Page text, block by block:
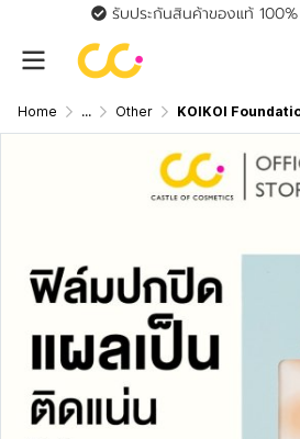
รับประกันสินค้าของแท้ 100%
Home ... Other KOIKOI Foundation Film - Scar แผ่นฟิล์